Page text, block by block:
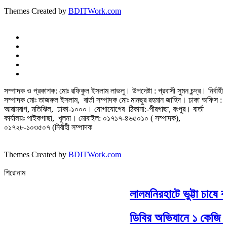
Themes Created by BDITWork.com
সম্পাদক ও প্রকাশক: মোঃ রফিকুল ইসলাম লাভলু। উপদেষ্টা : প্রবাসী সুমন চন্দ্র। নির্বাহী
সম্পাদক মোঃ তাজরুল‌‌ ইসলাম, বার্তা সম্পাদক মোঃ মানছুর রহমান জাহিদ। ঢাকা অফিস :
আরামবাগ, মতিঝিল, ঢাকা-১০০০। যোগাযোগের ঠিকানা:-পীরগাছা‌, রংপুর। বার্তা
কার্যালয়ঃ পাইকগাছা, খুলনা। মোবাইল: ০১৭১৭-৪৬৫০১০ ( সম্পাদক),
০১৭২৮-১০৩৫০৭ (নির্বাহী সম্পাদক
Themes Created by BDITWork.com
শিরোনাম
লালমনিরহাটে ভুট্টা
ডিবির অভিযানে ১ কেজি